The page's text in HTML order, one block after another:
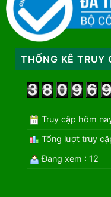
THỐNG KÊ TRUY
Truy cập hôm
Tổng lượt truy
Đang xem : 12